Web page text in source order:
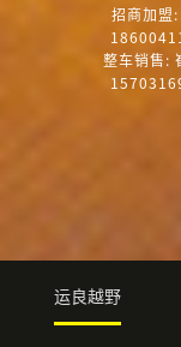
招商加盟:
整车销售:
运良越野